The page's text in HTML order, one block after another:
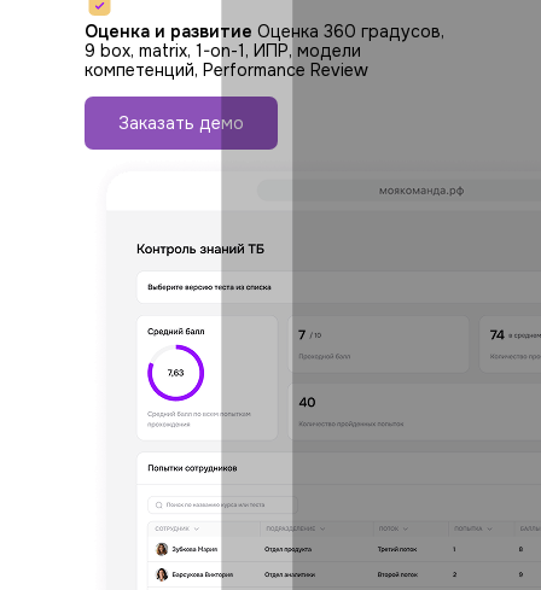
Оценка и развитие Оценка 360 градусов,
9 box, matrix, 1-on-1, ИПР, модели
компетенций, Performance Review
Заказать демо